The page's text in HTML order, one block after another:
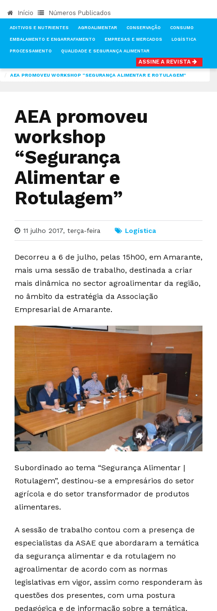
Início Números Publicados
ADITIVOS E NUTRIENTES AGROALIMENTAR CONSERVAÇÃO CONSUMO
EMBALAMENTO E ENGARRAFAMENTO EMPRESAS E MERCADOS LOGÍSTICA
PROCESSAMENTO QUALIDADE E SEGURANÇA ALIMENTAR
ASSINE A REVISTA
AEA PROMOVEU WORKSHOP “SEGURANÇA ALIMENTAR E ROTULAGEM”
AEA promoveu
workshop
“Segurança
Alimentar e
Rotulagem”
11 julho 2017, terça-feira Logística
Decorreu a 6 de julho, pelas 15h00, em Amarante,
mais uma sessão de trabalho, destinada a criar
mais dinâmica no sector agroalimentar da região,
no âmbito da estratégia da Associação
Empresarial de Amarante.
Subordinado ao tema “Segurança Alimentar |
Rotulagem”, destinou-se a empresários do setor
agrícola e do setor transformador de produtos
alimentares.
A sessão de trabalho contou com a presença de
especialistas da ASAE que abordaram a temática
da segurança alimentar e da rotulagem no
agroalimentar de acordo com as normas
legislativas em vigor, assim como responderam às
questões dos presentes, com uma postura
pedagógica e de informação sobre a temática.